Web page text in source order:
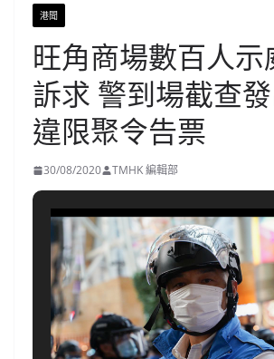
港聞
旺角商場數百人示
訴求 警到場截查
違限聚令告票
30/08/2020 TMHK 編輯部